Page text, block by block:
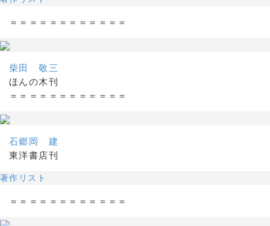
＝＝＝＝＝＝＝＝＝＝＝＝
柴田 敬三
ほんの木刊
＝＝＝＝＝＝＝＝＝＝＝＝
石郷岡 建
東洋書店刊
著作リスト
＝＝＝＝＝＝＝＝＝＝＝＝